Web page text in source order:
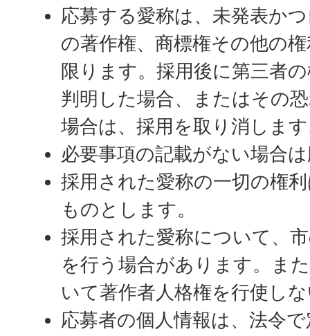
応募する愛称は、未発表か
の著作権、商標権その他の
限ります。採用後に第三者
判明した場合、またはその
場合は、採用を取り消しま
必要事項の記載がない場合
採用された愛称の一切の権
ものとします。
採用された愛称について、
を行う場合があります。ま
いて著作者人格権を行使し
応募者の個人情報は、法令